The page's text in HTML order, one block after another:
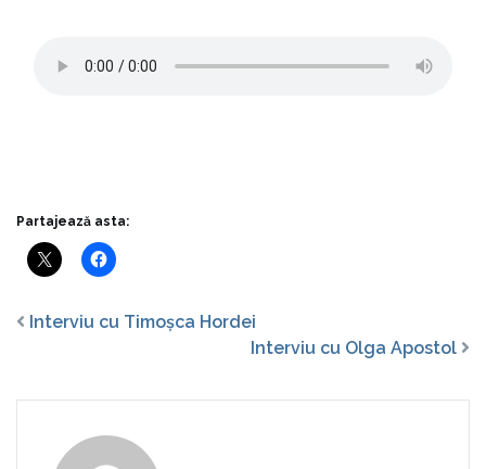
Partajează asta:
Interviu cu Timoșca Hordei
Interviu cu Olga Apostol